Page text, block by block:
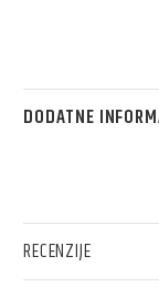
DODATNE
RECENZIJE